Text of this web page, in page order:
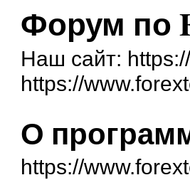
Форум по
Наш сайт:
https://
О
https://